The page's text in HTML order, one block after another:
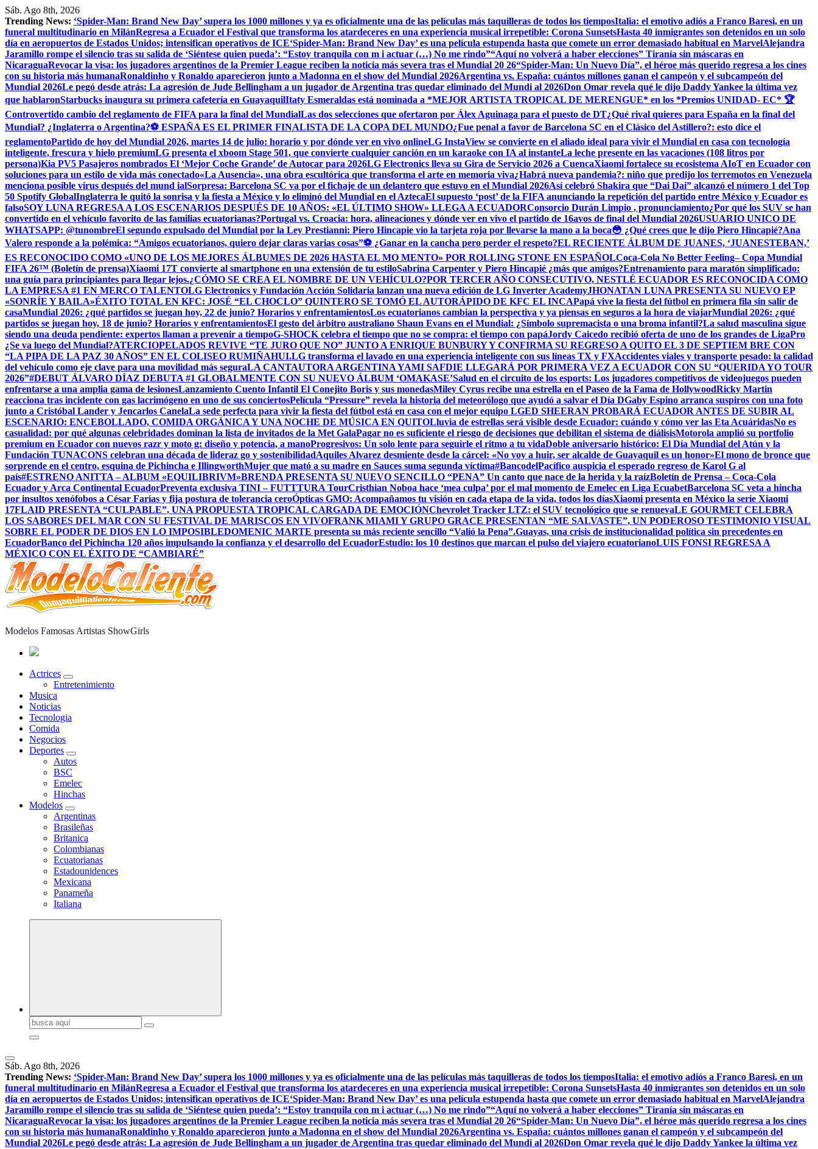
Saltar
al
contenido
Sáb. Ago 8th, 2026
Trending News: ‘Spider-Man: Brand New Day’ supera los 1000 millones y ya es oficialmente una de las películas más taquilleras de todos los tiemposItalia: el emotivo adiós a Franco Baresi, en un
funeral multitudinario en MilánRegresa a Ecuador el Festival que transforma los atardeceres en una experiencia musical irrepetible: Corona SunsetsHasta 40 inmigrantes son detenidos en un solo
día en aeropuertos de Estados Unidos; intensifican operativos de ICE‘Spider-Man: Brand New Day’ es una película estupenda hasta que comete un error demasiado habitual en Marvel​Alejandra
Jaramillo rompe el silencio tras su salida de ‘Siéntese quien pueda’: “Estoy tranquila con m i actuar (…) No me rindo”“Aquí no volverá a haber elecciones” Tiranía sin máscaras en
NicaraguaRevocar la visa: los jugadores argentinos de la Premier League reciben la noticia más severa tras el Mundial 20 26“Spider-Man: Un Nuevo Día”, el héroe más querido regresa a los cines
con su historia más humanaRonaldinho y Ronaldo aparecieron junto a Madonna en el show del Mundial 2026Argentina vs. España: cuántos millones ganan el campeón y el subcampeón del
Mundial 2026Le pegó desde atrás: La agresión de Jude Bellingham a un jugador de Argentina tras quedar eliminado del Mundi al 2026Don Omar revela qué le dijo Daddy Yankee la última vez
que hablaronStarbucks inaugura su primera cafetería en GuayaquilItaty Esmeraldas está nominada a *MEJOR ARTISTA TROPICAL DE MERENGUE* en los *Premios UNIDAD- EC* 🏆
Controvertido cambio del reglamento de FIFA para la final del MundialLas dos selecciones que ofertaron por Álex Aguinaga para el puesto de DT¿Qué rival quieres para España en la final del
Mundial? ¿Inglaterra o Argentina?⚽ ESPAÑA ES EL PRIMER FINALISTA DE LA COPA DEL MUNDO¿Fue penal a favor de Barcelona SC en el Clásico del Astillero?: esto dice el
reglamentoPartido de hoy del Mundial 2026, martes 14 de julio: horario y por dónde ver en vivo onlineLG InstaView se convierte en el aliado ideal para vivir el Mundial en casa con tecnología
inteligente, frescura y hielo premiumLG presenta el xboom Stage 501, que convierte cualquier canción en un karaoke con IA al instanteLa leche presente en las vacaciones (108 litros por
persona)Kia PV5 Pasajeros nombrados El ‘Mejor Coche Grande’ de Autocar para 2026LG Electronics lleva su Gira de Servicio 2026 a CuencaXiaomi fortalece su ecosistema AIoT en Ecuador con
soluciones para un estilo de vida más conectado«La Ausencia», una obra escultórica que transforma el arte en memoria viva¿Habrá nueva pandemia?: niño que predijo los terremotos en Venezuela
menciona posible virus después del mund ialSorpresa: Barcelona SC va por el fichaje de un delantero que estuvo en el Mundial 2026Así celebró Shakira que “Dai Dai” alcanzó el número 1 del Top
50 Spotify GlobalInglaterra le quitó la sonrisa y la fiesta a México y lo eliminó del Mundial en el AztecaEl supuesto ‘post’ de la FIFA anunciando la repetición del partido entre México y Ecuador es
falsoSOY LUNA REGRESA A LOS ESCENARIOS DESPUÉS DE 10 AÑOS: «EL ÚLTIMO SHOW» LLEGA A ECUADORConsorcio Durán Limpio , pronunciamiento¿Por qué los SUV se han
convertido en el vehículo favorito de las familias ecuatorianas?Portugal vs. Croacia: hora, alineaciones y dónde ver en vivo el partido de 16avos de final del Mundial 2026USUARIO UNICO DE
WHATSAPP: @tunombreEl segundo expulsado del Mundial por la Ley Prestianni: Piero Hincapie vio la tarjeta roja por llevarse la mano a la boca😳 ¿Qué crees que le dijo Piero Hincapié?Ana
Valero responde a la polémica: “Amigos ecuatorianos, quiero dejar claras varias cosas”⚽ ¿Ganar en la cancha pero perder el respeto?EL RECIENTE ÁLBUM DE JUANES, ‘JUANESTEBAN,’
ES RECONOCIDO COMO «UNO DE LOS MEJORES ÁLBUMES DE 2026 HASTA EL MO MENTO» POR ROLLING STONE EN ESPAÑOLCoca-Cola No Better Feeling– Copa Mundial
FIFA 26™ (Boletín de prensa)Xiaomi 17T convierte al smartphone en una extensión de tu estiloSabrina Carpenter y Piero Hincapié ¿más que amigos?Entrenamiento para maratón simplificado:
una guía para principiantes para llegar lejos.¿CÓMO SE CREA EL NOMBRE DE UN VEHÍCULO?POR TERCER AÑO CONSECUTIVO, NESTLÉ ECUADOR ES RECONOCIDA COMO
LA EMPRESA #1 EN MERCO TALENTOLG Electronics y Fundación Acción Solidaria lanzan una nueva edición de LG Inverter AcademyJHONATAN LUNA PRESENTA SU NUEVO EP
«SONRÍE Y BAILA»ÉXITO TOTAL EN KFC: JOSÉ “EL CHOCLO” QUINTERO SE TOMÓ EL AUTORÁPIDO DE KFC EL INCAPapá vive la fiesta del fútbol en primera fila sin salir de
casaMundial 2026: ¿qué partidos se juegan hoy, 22 de junio? Horarios y enfrentamientosLos ecuatorianos cambian la perspectiva y ya piensas en seguros a la hora de viajarMundial 2026: ¿qué
partidos se juegan hoy, 18 de junio? Horarios y enfrentamientosEl gesto del árbitro australiano Shaun Evans en el Mundial: ¿Símbolo supremacista o una broma infantil?La salud masculina sigue
siendo una deuda pendiente: expertos llaman a prevenir a tiempoG-SHOCK celebra el tiempo que no se compra: el tiempo con papáJordy Caicedo recibió oferta de uno de los grandes de LigaPro
¿Se va luego del Mundial?ATERCIOPELADOS REVIVE “TE JURO QUE NO” JUNTO A ENRIQUE BUNBURY Y CONFIRMA SU REGRESO A QUITO EL 3 DE SEPTIEM BRE CON
“LA PIPA DE LA PAZ 30 AÑOS” EN EL COLISEO RUMIÑAHUI.LG transforma el lavado en una experiencia inteligente con sus líneas TX y FXAccidentes viales y transporte pesado: la calidad
del vehículo como eje clave para una movilidad más seguraLA CANTAUTORA ARGENTINA YAMI SAFDIE LLEGARÁ POR PRIMERA VEZ A ECUADOR CON SU “QUERIDA YO TOUR
2026”#DEBUT ÁLVARO DÍAZ DEBUTA #1 GLOBALMENTE CON SU NUEVO ÁLBUM ‘OMAKASE’Salud en el circuito de los esports: Los jugadores competitivos de videojuegos pueden
enfrentarse a una amplia gama de lesionesLanzamiento Cuento Infantil El Conejito Boris y sus monedasMiley Cyrus recibe una estrella en el Paseo de la Fama de HollywoodRicky Martin
reacciona tras incidente con gas lacrimógeno en uno de sus conciertosPelícula “Pressure” revela la historia del meteorólogo que ayudó a salvar el Día DGaby Espino arranca suspiros con una foto
junto a Cristóbal Lander y Jencarlos CanelaLa sede perfecta para vivir la fiesta del fútbol está en casa con el mejor equipo LGED SHEERAN PROBARÁ ECUADOR ANTES DE SUBIR AL
ESCENARIO: ENCEBOLLADO, COMIDA ORGÁNICA Y UNA NOCHE DE MÚSICA EN QUITOLluvia de estrellas será visible desde Ecuador: cuándo y cómo ver las Eta AcuáridasNo es
casualidad: por qué algunas celebridades dominan la lista de invitados de la Met GalaPagar no es suficiente el riesgo de decisiones que debilitan el sistema de diálisisMotorola amplió su portfolio
premium en Ecuador con nuevos razr y moto g: diseño y potencia, a manoProgresivos: Un solo lente para seguirle el ritmo a tu vidaDoble aniversario histórico: El Día Mundial del Atún y la
Fundación TUNACONS celebran una década de lideraz go y sostenibilidadAquiles Alvarez desmiente desde la cárcel: «No voy a huir, ser alcalde de Guayaquil es un honor»El mono de bronce que
sorprende en el centro, esquina de Pichincha e IllingworthMujer que mató a su madre en Sauces suma segunda víctima#BancodelPacífico auspicia el esperado regreso de Karol G al
país#ESTRENO ANITTA – ALBUM «EQUILIBRIVM»BRENDA PRESENTA SU NUEVO SENCILLO “PENA” Un canto que nace de la herida y la raízBoletín de Prensa – Coca-Cola
Ecuador y Arca Continental EcuadorPreventa exclusiva TINI – FUTTTURA TourCristhian Noboa hace ‘mea culpa’ por el mal momento de Emelec en Liga EcuabetBarcelona SC veta a hincha
por insultos xenófobos a César Farías y fija postura de tolerancia ceroÓpticas GMO: Acompañamos tu visión en cada etapa de la vida, todos los díasXiaomi presenta en México la serie Xiaomi
17FLAID PRESENTA “CULPABLE”, UNA PROPUESTA TROPICAL CARGADA DE EMOCIÓNChevrolet Tracker LTZ: el SUV tecnológico que se renuevaLE GOURMET CELEBRA
LOS SABORES DEL MAR CON SU FESTIVAL DE MARISCOS EN VIVOFRANK MIAMI Y GRUPO GRACE PRESENTAN “ME SALVASTE”, UN PODEROSO TESTIMONIO VISUAL
SOBRE EL PODER DE DIOS EN LO IMPOSIBLEDOMENIC MARTE presenta su más reciente sencillo “Valió la Pena”.Guayas, una crisis de institucionalidad política sin precedentes en
EcuadorBanco del Pichincha 120 años impulsando la confianza y el desarrollo del EcuadorEstudio: los 10 destinos que marcan el pulso del viajero ecuatorianoLUIS FONSI REGRESA A
MÉXICO CON EL ÉXITO DE “CAMBIARÉ”
Modelos Famosas Artistas ShowGirls
Actrices
Entretenimiento
Musica
Noticias
Tecnologia
Comida
Negocios
Deportes
Autos
BSC
Emelec
Hinchas
Modelos
Argentinas
Brasileñas
Britanica
Colombianas
Ecuatorianas
Estadounidences
Mexicana
Panameña
Italiana
Buscar:
Sáb. Ago 8th, 2026
Trending News: ‘Spider-Man: Brand New Day’ supera los 1000 millones y ya es oficialmente una de las películas más taquilleras de todos los tiemposItalia: el emotivo adiós a Franco Baresi, en un
funeral multitudinario en MilánRegresa a Ecuador el Festival que transforma los atardeceres en una experiencia musical irrepetible: Corona SunsetsHasta 40 inmigrantes son detenidos en un solo
día en aeropuertos de Estados Unidos; intensifican operativos de ICE‘Spider-Man: Brand New Day’ es una película estupenda hasta que comete un error demasiado habitual en Marvel​Alejandra
Jaramillo rompe el silencio tras su salida de ‘Siéntese quien pueda’: “Estoy tranquila con m i actuar (…) No me rindo”“Aquí no volverá a haber elecciones” Tiranía sin máscaras en
NicaraguaRevocar la visa: los jugadores argentinos de la Premier League reciben la noticia más severa tras el Mundial 20 26“Spider-Man: Un Nuevo Día”, el héroe más querido regresa a los cines
con su historia más humanaRonaldinho y Ronaldo aparecieron junto a Madonna en el show del Mundial 2026Argentina vs. España: cuántos millones ganan el campeón y el subcampeón del
Mundial 2026Le pegó desde atrás: La agresión de Jude Bellingham a un jugador de Argentina tras quedar eliminado del Mundi al 2026Don Omar revela qué le dijo Daddy Yankee la última vez